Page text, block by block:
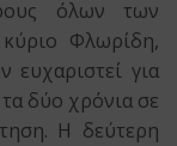
όλων των
Φλωρίδη,
για
δύο χρόνια σε
Η δεύτερη